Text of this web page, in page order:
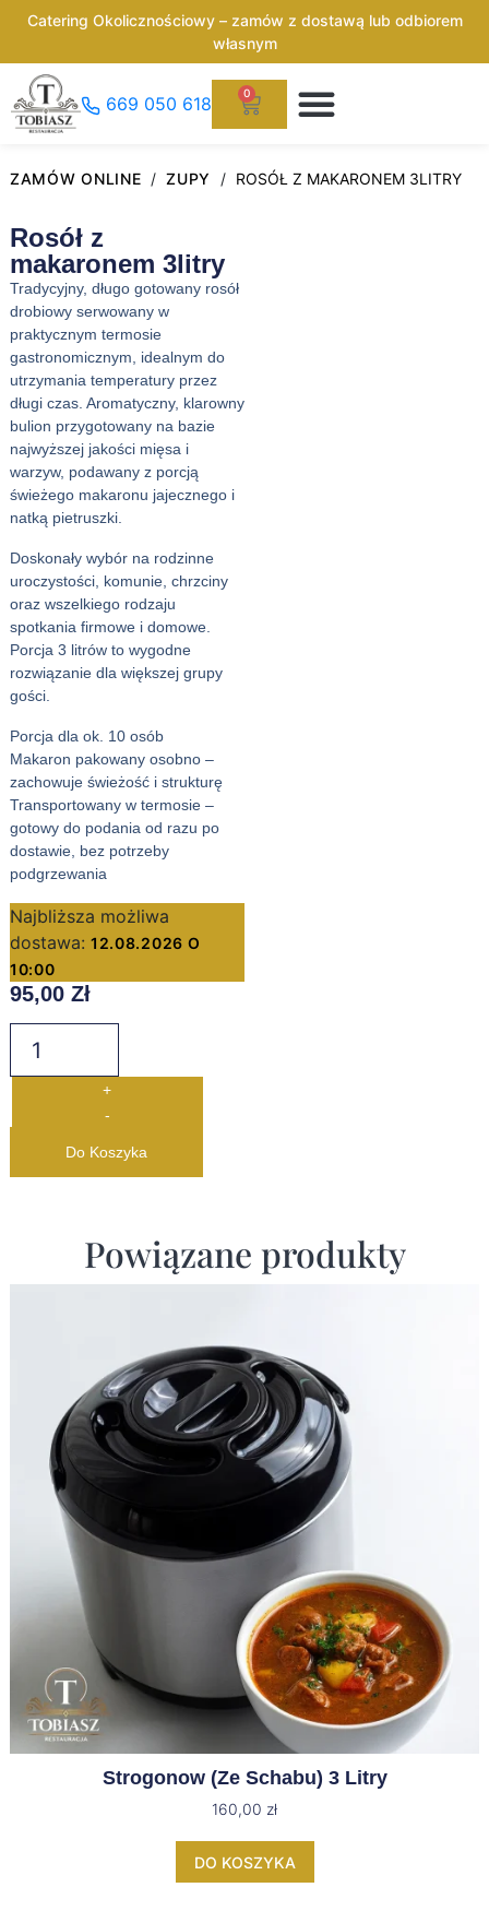
Catering Okolicznościowy – zamów z dostawą lub odbiorem
własnym
669 050 618
0
ZAMÓW ONLINE / ZUPY / ROSÓŁ Z MAKARONEM 3LITRY
Rosół z
makaronem 3litry
Tradycyjny, długo gotowany rosół
drobiowy serwowany w
praktycznym termosie
gastronomicznym, idealnym do
utrzymania temperatury przez
długi czas. Aromatyczny, klarowny
bulion przygotowany na bazie
najwyższej jakości mięsa i
warzyw, podawany z porcją
świeżego makaronu jajecznego i
natką pietruszki.
Doskonały wybór na rodzinne
uroczystości, komunie, chrzciny
oraz wszelkiego rodzaju
spotkania firmowe i domowe.
Porcja 3 litrów to wygodne
rozwiązanie dla większej grupy
gości.
Porcja dla ok. 10 osób
Makaron pakowany osobno –
zachowuje świeżość i strukturę
Transportowany w termosie –
gotowy do podania od razu po
dostawie, bez potrzeby
podgrzewania
Najbliższa możliwa
dostawa: 12.08.2026 O
10:00
95,00 Zł
+
-
Do Koszyka
Powiązane produkty
Strogonow (ze Schabu) 3 Litry
160,00 zł
DO KOSZYKA